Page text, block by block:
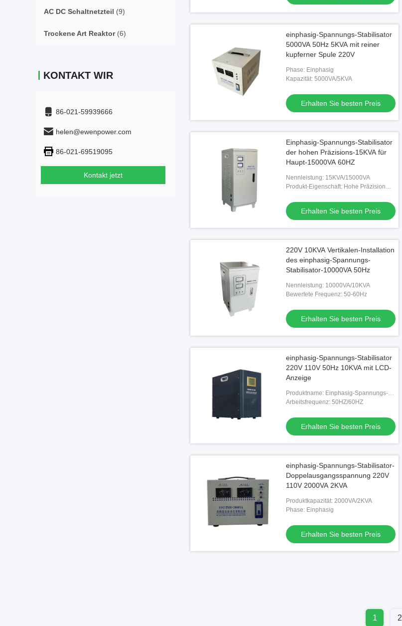
AC DC Schaltnetzteil (9)
Trockene Art Reaktor(6)
KONTAKT WIR
86-021-59939666
helen@ewenpower.com
86-021-69519095
Kontakt jetzt
einphasig-Spannungs-Stabilisator
5000VA 50Hz 5KVA mit reiner
kupferner Spule 220V
Phase: Einphasig
Kapazität: 5000VA/5KVA
Erhalten Sie besten Preis
Einphasig-Spannungs-Stabilisator
der hohen Präzisions-15KVA für
Haupt-15000VA 60HZ
Nennleistung: 15KVA/15000VA
Produkt-Eigenschaft: Hohe Präzision
Erhalten Sie besten Preis
220V 10KVA Vertikalen-Installation
des einphasig-Spannungs-
Stabilisator-10000VA 50Hz
Nennleistung: 10000VA/10KVA
Bewertete Frequenz: 50-60Hz
Erhalten Sie besten Preis
einphasig-Spannungs-Stabilisator
220V 110V 50Hz 10KVA mit LCD-
Anzeige
Produktname: Einphasig-Spannungs-
Stabilisator
Arbeitsfrequenz: 50HZ/60HZ
Erhalten Sie besten Preis
einphasig-Spannungs-Stabilisator-
Doppelausgangsspannung 220V
110V 2000VA 2KVA
Produktkapazität: 2000VA/2KVA
Phase: Einphasig
Erhalten Sie besten Preis
1 2